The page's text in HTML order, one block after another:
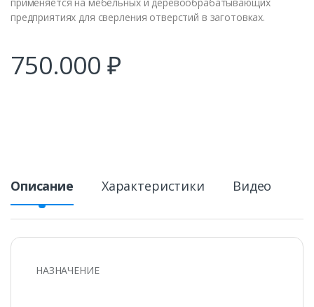
предприятиях для сверления отверстий в заготовках.
750.000 ₽
Описание Характеристики Видео
НАЗНАЧЕНИЕ